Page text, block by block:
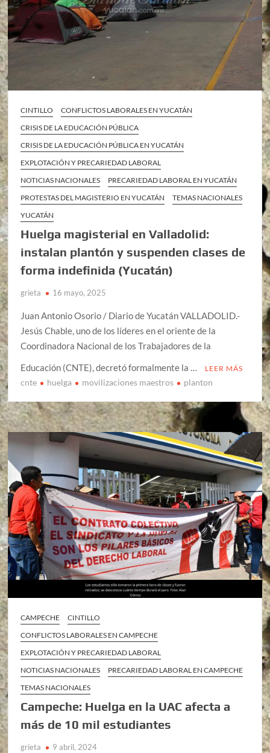
CINTILLO
CONFLICTOS LABORALES EN YUCATÁN
CRISIS DE LA EDUCACIÓN PÚBLICA
CRISIS DE LA EDUCACIÓN PÚBLICA EN YUCATÁN
EXPLOTACIÓN Y PRECARIEDAD LABORAL
NOTICIAS NACIONALES
PRECARIEDAD LABORAL EN YUCATÁN
PROTESTAS DEL MAGISTERIO EN YUCATÁN
TEMAS NACIONALES
YUCATÁN
Huelga magisterial en Valladolid:
instalan plantón y suspenden clases de
forma indefinida (Yucatán)
grieta 16 mayo, 2025
Juan Antonio Osorio / Diario de Yucatán VALLADOLID.-
Jesús Chable, uno de los líderes en el oriente de la
Coordinadora Nacional de los Trabajadores de la
Educación (CNTE), decretó formalmente la …
LEER MÁS
cnte huelga movilizaciones maestros planton
CAMPECHE
CINTILLO
CONFLICTOS LABORALES EN CAMPECHE
EXPLOTACIÓN Y PRECARIEDAD LABORAL
NOTICIAS NACIONALES
PRECARIEDAD LABORAL EN CAMPECHE
TEMAS NACIONALES
Campeche: Huelga en la UAC afecta a
más de 10 mil estudiantes
grieta 9 abril, 2024